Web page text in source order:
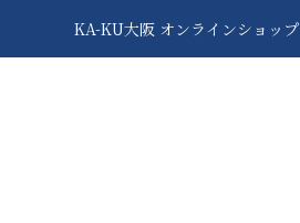
KA-KU大阪 オンラインショップ